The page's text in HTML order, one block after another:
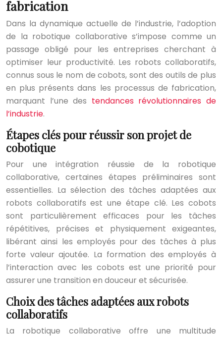
fabrication
Dans la dynamique actuelle de l’industrie, l’adoption
de la robotique collaborative s’impose comme un
passage obligé pour les entreprises cherchant à
optimiser leur productivité. Les robots collaboratifs,
connus sous le nom de cobots, sont des outils de plus
en plus présents dans les processus de fabrication,
marquant l’une des tendances révolutionnaires de
l’industrie.
Étapes clés pour réussir son projet de
cobotique
Pour une intégration réussie de la robotique
collaborative, certaines étapes préliminaires sont
essentielles. La sélection des tâches adaptées aux
robots collaboratifs est une étape clé. Les cobots
sont particulièrement efficaces pour les tâches
répétitives, précises et physiquement exigeantes,
libérant ainsi les employés pour des tâches à plus
forte valeur ajoutée. La formation des employés à
l’interaction avec les cobots est une priorité pour
assurer une transition en douceur et sécurisée.
Choix des tâches adaptées aux robots
collaboratifs
La robotique collaborative offre une multitude